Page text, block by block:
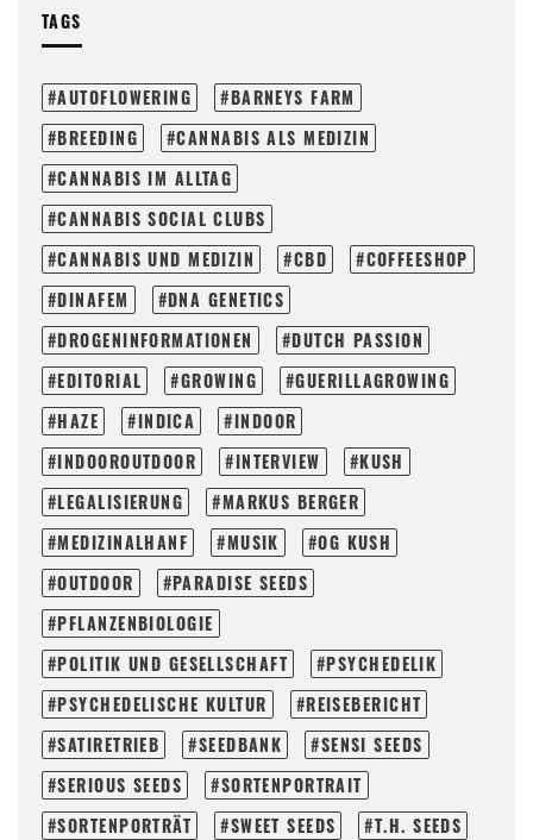
TAGS
AUTOFLOWERING
BARNEYS FARM
BREEDING
CANNABIS ALS MEDIZIN
CANNABIS IM ALLTAG
CANNABIS SOCIAL CLUBS
CANNABIS UND MEDIZIN
CBD
COFFEESHOP
DINAFEM
DNA GENETICS
DROGENINFORMATIONEN
DUTCH PASSION
EDITORIAL
GROWING
GUERILLAGROWING
HAZE
INDICA
INDOOR
INDOOROUTDOOR
INTERVIEW
KUSH
LEGALISIERUNG
MARKUS BERGER
MEDIZINALHANF
MUSIK
OG KUSH
OUTDOOR
PARADISE SEEDS
PFLANZENBIOLOGIE
POLITIK UND GESELLSCHAFT
PSYCHEDELIK
PSYCHEDELISCHE KULTUR
REISEBERICHT
SATIRETRIEB
SEEDBANK
SENSI SEEDS
SERIOUS SEEDS
SORTENPORTRAIT
SORTENPORTRÄT
SWEET SEEDS
T.H. SEEDS